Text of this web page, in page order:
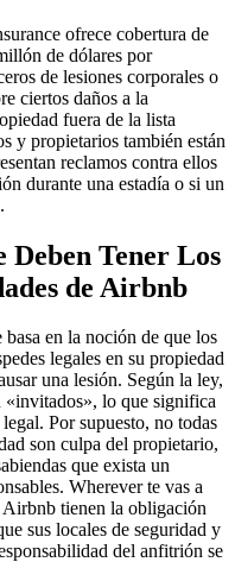
ofrece cobertura de
de dólares por
de lesiones corporales o
ciertos daños a la
fuera de la lista
y propietarios también están
reclamos contra ellos
durante una estadía o si un
Deben Tener Los
de Airbnb
en la noción de que los
legales en su propiedad
una lesión. Según la ley,
«invitados», lo que significa
Por supuesto, no todas
son culpa del propietario,
que exista un
Wherever te vas a
tienen la obligación
sus locales de seguridad y
del anfitrión se